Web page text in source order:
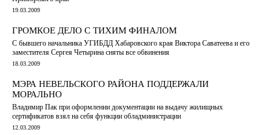
19.03.2009
ГРОМКОЕ ДЕЛО С ТИХИМ ФИНАЛОМ
С бывшего начальника УГИБДД Хабаровского края Виктора Саватеева и его
заместителя Сергея Четырина сняты все обвинения
18.03.2009
МЭРА НЕВЕЛЬСКОГО РАЙОНА ПОДДЕРЖАЛИ
МОРАЛЬНО
Владимир Пак при оформлении документации на выдачу жилищных
сертификатов взял на себя функции обладминистрации
12.03.2009